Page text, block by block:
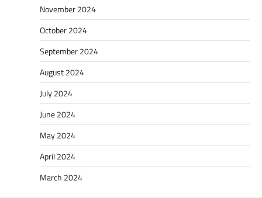
November 2024
October 2024
September 2024
August 2024
July 2024
June 2024
May 2024
April 2024
March 2024